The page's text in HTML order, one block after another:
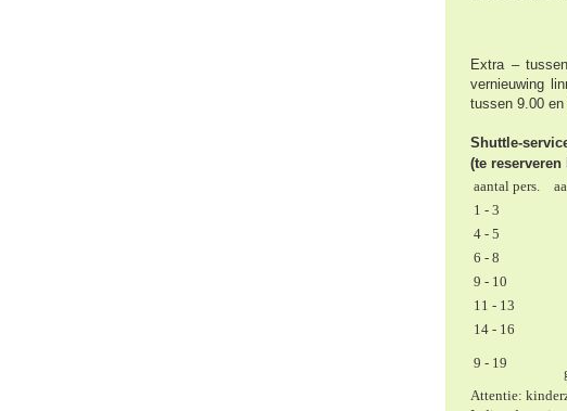
Extra –
vernieuwing
tussen 9.00
Shuttle-
(te
aantal pers.
1 - 3
4 - 5
6 - 8
9 - 10
11 - 13
14 - 16
9 - 19
Attentie: